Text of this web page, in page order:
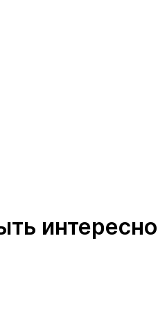
интересно